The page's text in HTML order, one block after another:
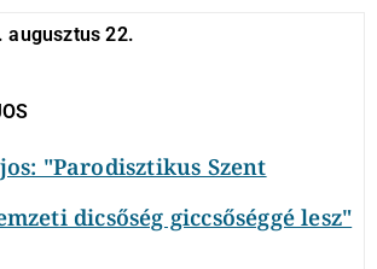
augusztus 22.
"Parodisztikus Szent
dicsőség giccsőséggé lesz"